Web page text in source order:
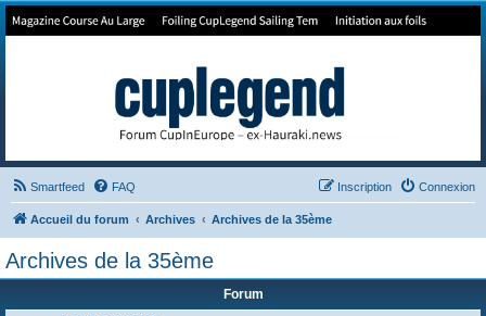
Forum de Cup In Europe
Smartfeed FAQ Connexion
Inscription
Accueil du forum Archives Archives de la 35ème
Archives de la 35ème
Forum